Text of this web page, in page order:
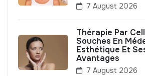
7 August 2026
Thérapie Par
Souches En
Esthétique Et
Avantages
7 August 2026